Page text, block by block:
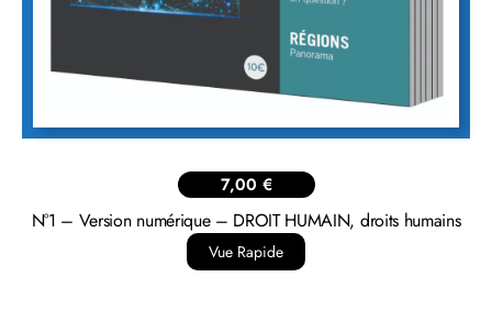
7,00 €
N°1 – Version numérique – DROIT HUMAIN, droits humains
Vue Rapide